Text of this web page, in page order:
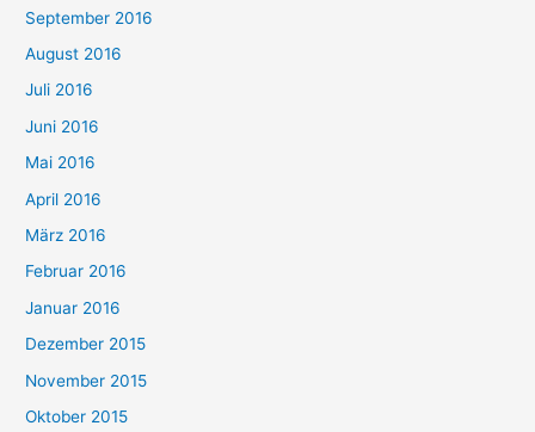
September 2016
August 2016
Juli 2016
Juni 2016
Mai 2016
April 2016
März 2016
Februar 2016
Januar 2016
Dezember 2015
November 2015
Oktober 2015